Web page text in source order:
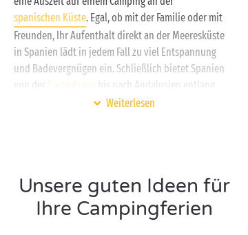
spanischen Küste. Egal, ob mit der Familie oder mit
Freunden, Ihr Aufenthalt direkt an der Meeresküste
in Spanien lädt in jedem Fall zu viel Entspannung
und Badevergnügen ein. Schließlich bietet Spanien
von der Costa Brava bis nach Andalusien entlang
seiner attraktiven mediterranen Küstenstriche eine
sollten Sie sich unbedingt für einen 4-Sterne
Camping mit luxuriösen Unterkünften entscheiden.
Weiterlesen
Unsere guten Ideen für
Ihre Campingferien